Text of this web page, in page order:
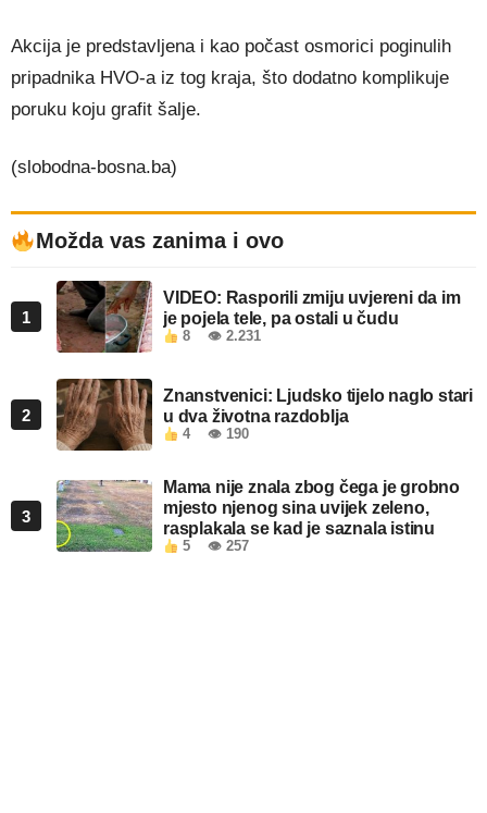
Akcija je predstavljena i kao počast osmorici poginulih
pripadnika HVO-a iz tog kraja, što dodatno komplikuje
poruku koju grafit šalje.
(slobodna-bosna.ba)
Možda vas zanima i ovo
1
VIDEO: Rasporili zmiju uvjereni da im
je pojela tele, pa ostali u čudu
8 👁 2.231
2
Znanstvenici: Ljudsko tijelo naglo stari
u dva životna razdoblja
4 👁 190
3
Mama nije znala zbog čega je grobno
mjesto njenog sina uvijek zeleno,
rasplakala se kad je saznala istinu
5 👁 257